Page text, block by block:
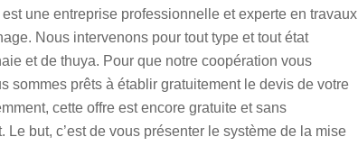
une entreprise professionnelle et experte en travaux
Nous intervenons pour tout type et tout état
et de thuya. Pour que notre coopération vous
sommes prêts à établir gratuitement le devis de votre
cette offre est encore gratuite et sans
Le but, c’est de vous présenter le système de la mise